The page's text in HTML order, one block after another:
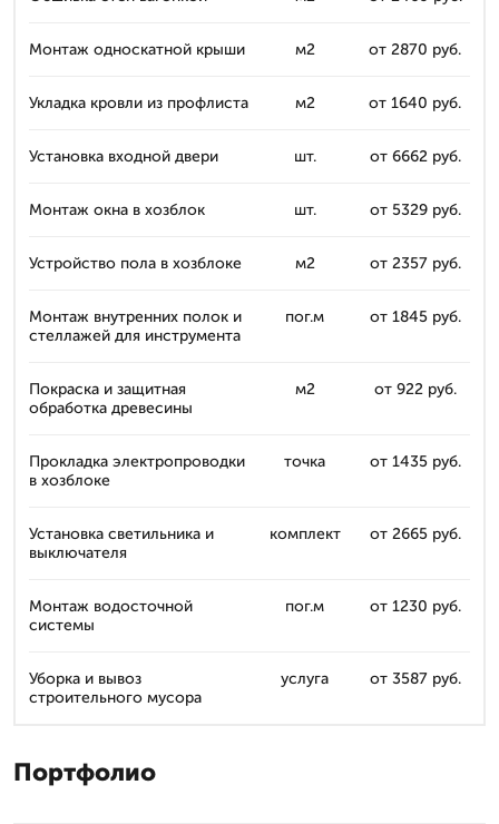
Монтаж односкатной крыши м2 от 2870 руб.
Укладка кровли из профлиста м2 от 1640 руб.
Установка входной двери шт. от 6662 руб.
Монтаж окна в хозблок шт. от 5329 руб.
Устройство пола в хозблоке м2 от 2357 руб.
Монтаж внутренних полок и
стеллажей для инструмента
пог.м от 1845 руб.
Покраска и защитная
обработка древесины
м2 от 922 руб.
Прокладка электропроводки
в хозблоке
точка от 1435 руб.
Установка светильника и
выключателя
комплект от 2665 руб.
Монтаж водосточной
системы
пог.м от 1230 руб.
Уборка и вывоз
строительного мусора
услуга от 3587 руб.
Портфолио